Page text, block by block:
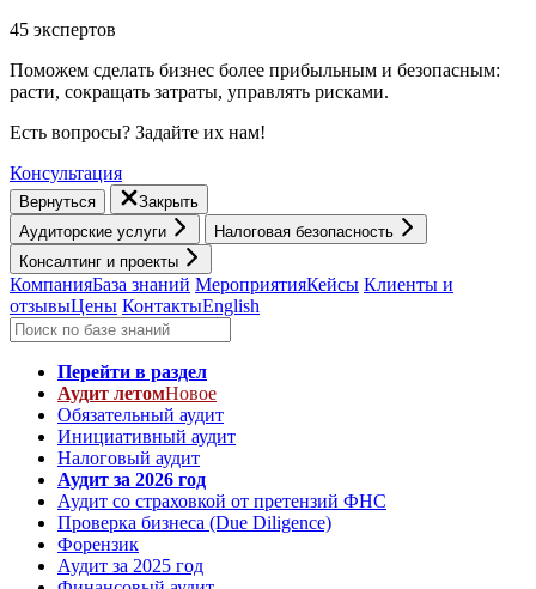
45 экспертов
Поможем сделать бизнес более прибыльным и безопасным:
расти, cокращать затраты, управлять рисками.
Есть вопросы? Задайте их нам!
Консультация
Вернуться
Закрыть
Аудиторские услуги
Налоговая безопасность
Консалтинг и проекты
КомпанияБаза знаний МероприятияКейсы Клиенты и
отзывыЦены КонтактыEnglish
Перейти в раздел
Аудит летомНовое
Обязательный аудит
Инициативный аудит
Налоговый аудит
Аудит за 2026 год
Аудит со страховкой от претензий ФНС
Проверка бизнеса (Due Diligence)
Форензик
Аудит за 2025 год